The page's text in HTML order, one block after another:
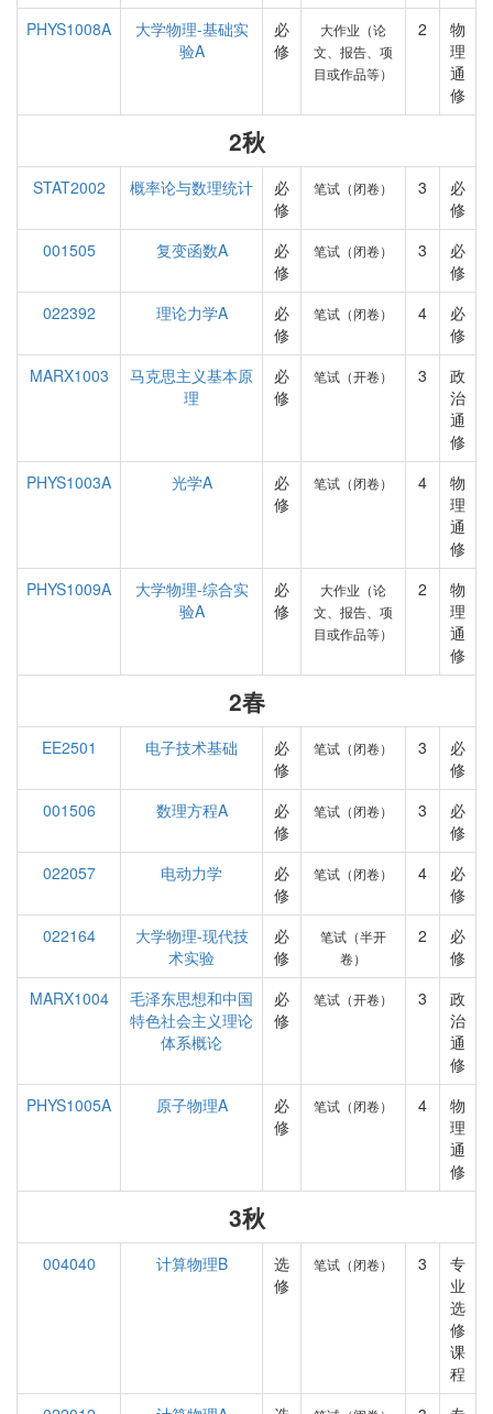
PHYS1008A
大学物理-基础实
验A
必
修
大作业（论
文、报告、项
目或作品等）
2
物
理
通
修
2秋
STAT2002 概率论与数理统计
必
修
笔试（闭卷） 3
必
修
001505
复变函数A
必
修
笔试（闭卷） 3
必
修
022392
理论力学A
必
修
笔试（闭卷） 4
必
修
MARX1003
马克思主义基本原
理
必
修
笔试（开卷） 3
政
治
通
修
PHYS1003A
光学A
必
修
笔试（闭卷） 4
物
理
通
修
PHYS1009A
大学物理-综合实
验A
必
修
大作业（论
文、报告、项
目或作品等）
2
物
理
通
修
2春
EE2501 电子技术基础
必
修
笔试（闭卷） 3
必
修
001506
数理方程A
必
修
笔试（闭卷） 3
必
修
022057
电动力学
必
修
笔试（闭卷） 4
必
修
022164
大学物理-现代技
术实验
必
修
笔试（半开
卷）
2
必
修
MARX1004
毛泽东思想和中国
特色社会主义理论
体系概论
必
修
笔试（开卷） 3
政
治
通
修
PHYS1005A
原子物理A
必
修
笔试（闭卷） 4
物
理
通
修
3秋
004040 计算物理B
选
修
笔试（闭卷） 3
专
业
选
修
课
程